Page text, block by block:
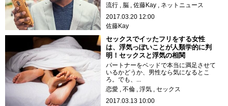
流行
脳 佐藤Kay
ネットニュース
2017.03.20 12:00
佐藤Kay
セックスでイッたフリをする女性
は、浮気っぽいことが人類学的に判
明！セックスと浮気の相関
パートナーをベッドで本当に満足させて
いるかどうか、男性なら気になるとこ
ろ。でも、...
恋愛
不倫 浮気
セックス
2017.03.13 10:00